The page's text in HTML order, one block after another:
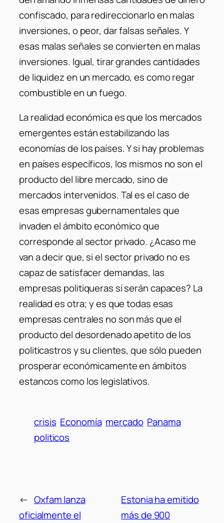
confiscado, para redireccionarlo en malas
inversiones, o peor, dar falsas señales. Y
esas malas señales se convierten en malas
inversiones. Igual, tirar grandes cantidades
de liquidez en un mercado, es como regar
combustible en un fuego.
La realidad económica es que los mercados
emergentes están estabilizando las
economías de los países. Y si hay problemas
en países específicos, los mismos no son el
producto del libre mercado, sino de
mercados intervenidos. Tal es el caso de
esas empresas gubernamentales que
invaden el ámbito económico que
corresponde al sector privado. ¿Acaso me
van a decir que, si el sector privado no es
capaz de satisfacer demandas, las
empresas politiqueras sí serán capaces? La
realidad es otra; y es que todas esas
empresas centrales no son más que el
producto del desordenado apetito de los
politicastros y su clientes, que sólo pueden
prosperar económicamente en ámbitos
estancos como los legislativos.
crisis Economía mercado Panama
politicos
← Oxfam lanza
oficialmente el
Estonia ha emitido
más de 900